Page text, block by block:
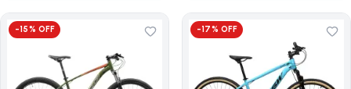
-15% OFF -17% OFF